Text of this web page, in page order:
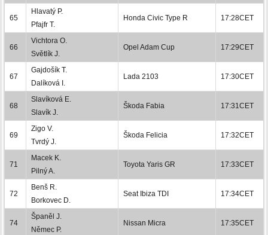
65
Hlavatý P.
Pfajfr T.
Honda Civic Type R 17:28CET
66
Vichtora O.
Světlík J.
Opel Adam Cup 17:29CET
67
Gajdošík T.
Dalíková I.
Lada 2103 17:30CET
68
Slavíková E.
Slavík J.
Škoda Fabia 17:31CET
69
Zigo V.
Tvrdý J.
Škoda Felicia 17:32CET
71
Macek K.
Pilný A.
Toyota Yaris GR 17:33CET
72
Benš R.
Borkovec D.
Seat Ibiza TDI 17:34CET
74
Španěl J.
Němec P.
Nissan Micra 17:35CET